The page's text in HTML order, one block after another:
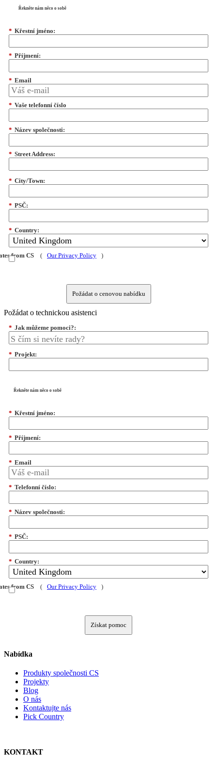
Řekněte nám něco o sobě
* Křestní jméno:
* Příjmení:
* Email
* Vaše telefonní číslo
* Název společnosti:
* Street Address:
* City/Town:
* PSČ:
* Country:
from CS ( Our Privacy Policy )
Požádat o cenovou nabídku
Požádat o technickou asistenci
* Jak můžeme pomoci?:
* Projekt:
Řekněte nám něco o sobě
* Křestní jméno:
* Příjmení:
* Email
* Telefonní číslo:
* Název společnosti:
* PSČ:
* Country:
from CS ( Our Privacy Policy )
Získat pomoc
Nabídka
Produkty společnosti CS
Projekty
Blog
O nás
Kontaktujte nás
Pick Country
KONTAKT